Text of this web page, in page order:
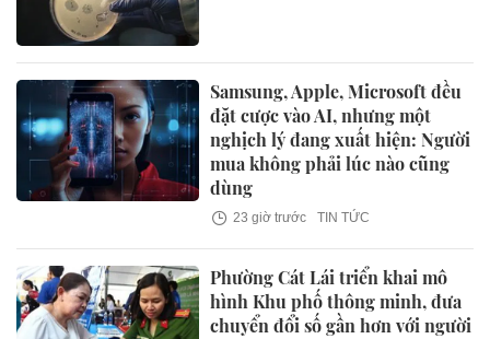
Samsung, Apple, Microsoft đều
đặt cược vào AI, nhưng một
nghịch lý đang xuất hiện: Người
mua không phải lúc nào cũng
dùng
23 giờ trước TIN TỨC
Phường Cát Lái triển khai mô
hình Khu phố thông minh, đưa
chuyển đổi số gần hơn với người